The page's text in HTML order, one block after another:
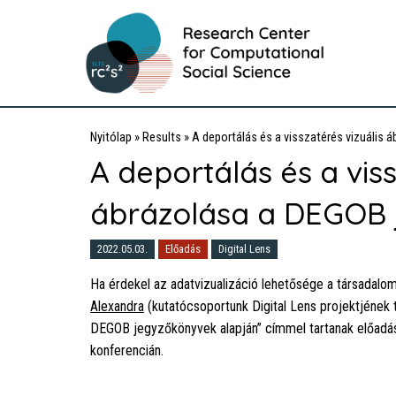
Nyitólap » Results »A deportálás és a visszatérés vizuális
A deportálás és a
ábrázolása a
2022.05.03. Előadás Digital Lens
Ha érdekel az adatvizualizáció lehetősége a
Alexandra (kutatócsoportunk Digital Lens projektjének
DEGOB jegyzőkönyvek alapján” címmel tartanak
konferencián.